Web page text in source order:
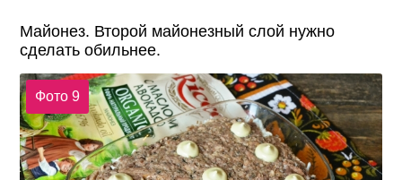
Майонез. Второй майонезный слой нужно
сделать обильнее.
Фото 9